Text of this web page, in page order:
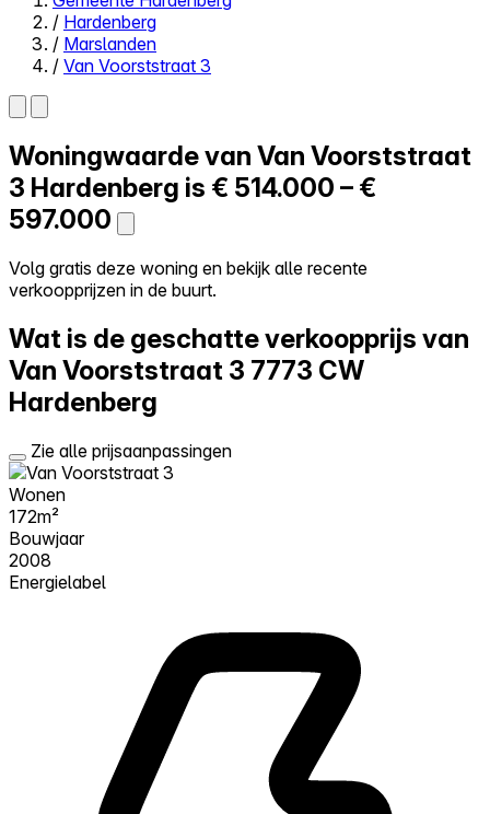
Close menu
Zelf kopen
Alles-in-één
Reviews
Prijzen
Log in
Probeer Walter gratis
/ Hardenberg
/ Marslanden
/ Van Voorststraat 3
Woningwaarde van Van Voorststraat
3 Hardenberg is € 514.000 – €
597.000
Volg gratis deze woning en bekijk alle recente
verkoopprijzen in de buurt.
Wat is de geschatte verkoopprijs van
Van Voorststraat 3 7773 CW
Hardenberg
Zie alle prijsaanpassingen
Wonen
172m²
Bouwjaar
2008
Energielabel